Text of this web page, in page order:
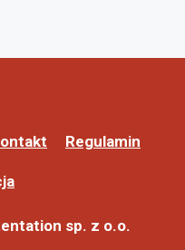
Regulamin
sp. z o.o.